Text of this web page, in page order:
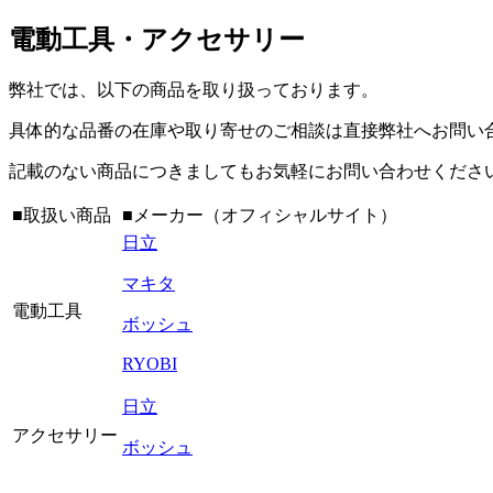
電動工具・アクセサリー
弊社では、以下の商品を取り扱っております。
具体的な品番の在庫や取り寄せのご相談は直接弊社へお問い
記載のない商品につきましてもお気軽にお問い合わせくださ
■取扱い商品 ■メーカー（オフィシャルサイト）
電動工具
日立
マキタ
ボッシュ
RYOBI
アクセサリー
日立
ボッシュ